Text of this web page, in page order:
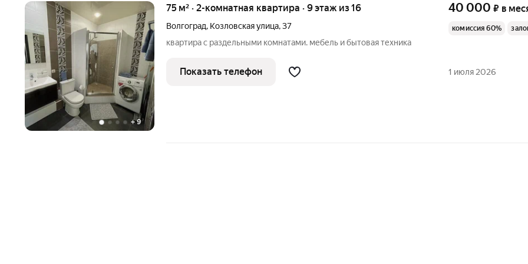
+9
75 м² · 2-комнатная квартира · 9 этаж из 16
Волгоград, Козловская улица,37
квартира с раздельными комнатами. мебель и бытовая техника
40 000 ₽ в
комиссия 60%
Показать телефон 1 июля 2026